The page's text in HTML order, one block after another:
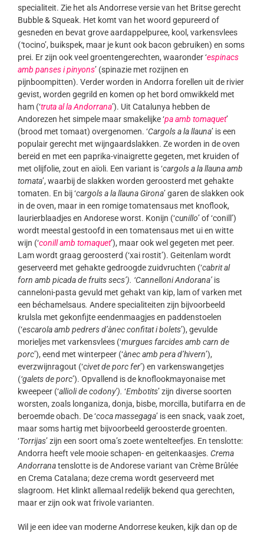
specialiteit. Zie het als Andorrese versie van het Britse gerecht
Bubble & Squeak. Het komt van het woord gepureerd of
gesneden en bevat grove aardappelpuree, kool, varkensvlees
(‘tocino’, buikspek, maar je kunt ook bacon gebruiken) en soms
prei. Er zijn ook veel groentengerechten, waaronder ‘espinacs
amb panses i pinyons’ (spinazie met rozijnen en
pijnboompitten). Verder worden in Andorra forellen uit de rivier
gevist, worden gegrild en komen op het bord omwikkeld met
ham (‘truta al la Andorrana’). Uit Catalunya hebben de
Andorezen het simpele maar smakelijke ‘pa amb tomaquet’
(brood met tomaat) overgenomen. ‘Cargols a la llauna’ is een
populair gerecht met wijngaardslakken. Ze worden in de oven
bereid en met een paprika-vinaigrette gegeten, met kruiden of
met olijfolie, zout en aïoli. Een variant is ‘cargols a la llauna amb
tomata’, waarbij de slakken worden geroosterd met gehakte
tomaten. En bij ‘cargols a la llauna Girona’ garen de slakken ook
in de oven, maar in een romige tomatensaus met knoflook,
laurierblaadjes en Andorese worst. Konijn (‘cunillo’ of ‘conill’)
wordt meestal gestoofd in een tomatensaus met ui en witte
wijn (‘conill amb tomaquet’), maar ook wel gegeten met peer.
Lam wordt graag geroosterd (‘xai rostit’). Geitenlam wordt
geserveerd met gehakte gedroogde zuidvruchten (‘cabrit al
forn amb picada de fruits secs’). ‘Cannelloni Andorana’is
canneloni-pasta gevuld met gehakt van kip, lam of varken met
een béchamelsaus. Andere specialiteiten zijn bijvoorbeeld
krulsla met gekonfijte eendenmaagjes en paddenstoelen
(‘escarola amb pedrers d’ànec confitat i bolets’), gevulde
morieljes met varkensvlees (‘murgues farcides amb carn de
porc’), eend met winterpeer (‘ànec amb pera d’hivern’),
everzwijnragout (‘civet de porc fer’) en varkenswangetjes
(‘galets de porc’). Opvallend is de knoflookmayonaise met
kweepeer (‘allioli de codony’). ‘Embotits’ zijn diverse soorten
worsten, zoals longaniza, donja, bisbe, morcilla, butifarra en de
beroemde obach. De ‘coca massegaga’ is een snack, vaak zoet,
maar soms hartig met bijvoorbeeld geroosterde groenten.
‘Torrijas’ zijn een soort oma’s zoete wentelteefjes. En tenslotte:
Andorra heeft vele mooie schapen- en geitenkaasjes. Crema
Andorranatenslotte is de Andorese variant van Crème Brûlée
en Crema Catalana; deze crema wordt geserveerd met
slagroom. Het klinkt allemaal redelijk bekend qua gerechten,
maar er zijn ook wat frivole varianten.
Wil je een idee van moderne Andorrese keuken, kijk dan op de